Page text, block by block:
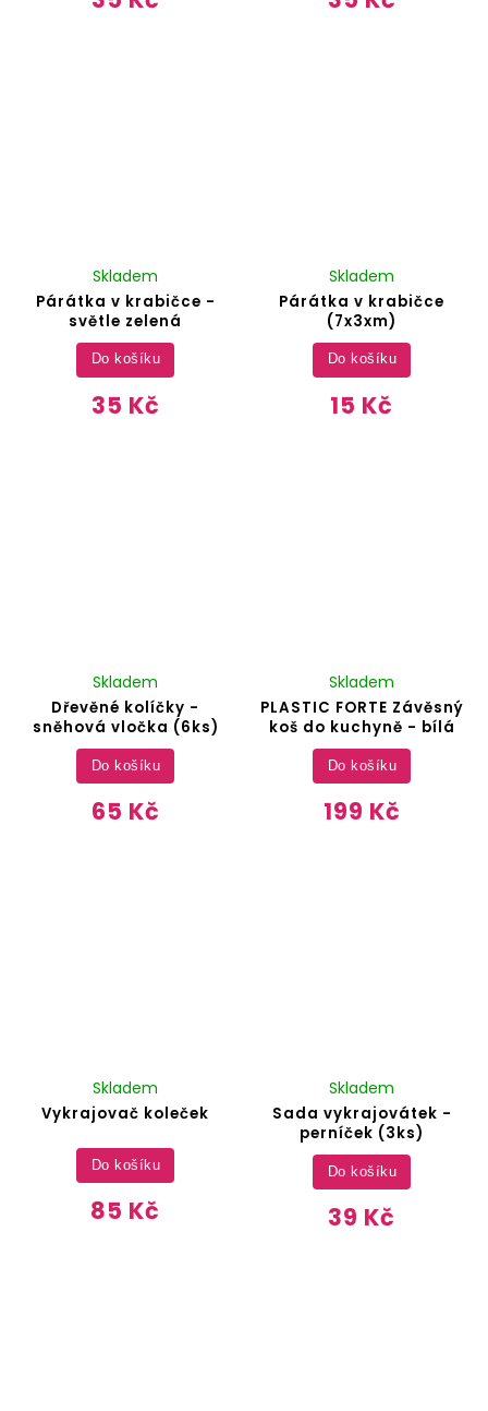
Párátka v krabičce -
světle zelená
Skladem
35 Kč
Do košíku
Párátka v krabičce
(7x3xm)
Skladem
15 Kč
Do košíku
Dřevěné kolíčky -
sněhová vločka (6ks)
Skladem
65 Kč
Do košíku
PLASTIC FORTE Závěsný
koš do kuchyně - bílá
Skladem
199 Kč
Do košíku
Vykrajovač koleček
Skladem
85 Kč
Do košíku
Sada vykrajovátek -
perníček (3ks)
Skladem
39 Kč
Do košíku